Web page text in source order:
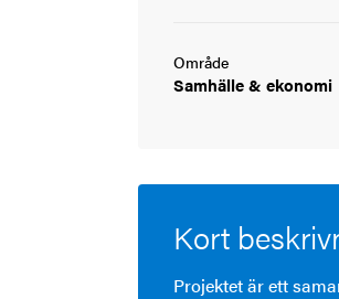
och innovation
Område
Samhälle & ekonomi
Kort
Projektet är ett